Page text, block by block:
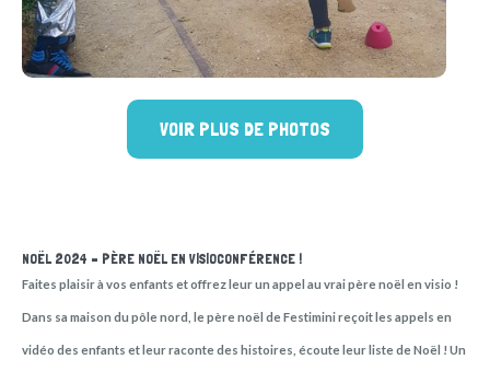
VOIR PLUS DE PHOTOS
NOËL 2024 – PÈRE NOËL EN VISIOCONFÉRENCE !
Faites plaisir à vos enfants et offrez leur un appel au vrai père noël en visio !
Dans sa maison du pôle nord, le père noël de Festimini reçoit les appels en
vidéo des enfants et leur raconte des histoires, écoute leur liste de Noël ! Un